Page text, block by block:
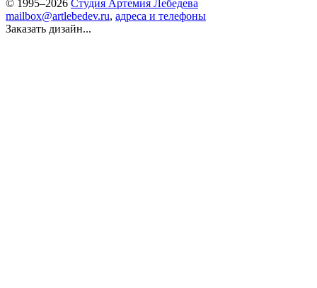
© 1995–2026 Студия Артемия Лебедева
mailbox@artlebedev.ru, адреса и телефоны
Заказать дизайн...